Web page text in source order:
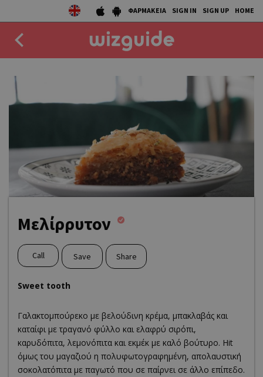
ΦΑΡΜΑΚΕΙΑ SIGN IN SIGN UP HOME
DRINK
COLLECTIONS
Μελίρρυτον
Call Save Share
Sweet tooth
Γαλακτομπούρεκο με βελούδινη κρέμα, μπακλαβάς και
καταίφι με τραγανό φύλλο και ελαφρύ σιρόπι,
καρυδόπιτα, λεμονόπιτα και εκμέκ με καλό βούτυρο. Hit
όμως του μαγαζιού η πολυφωτογραφημένη, απολαυστική
σοκολατόπιτα με παγωτό που σε παίρνει σε άλλο επίπεδο.